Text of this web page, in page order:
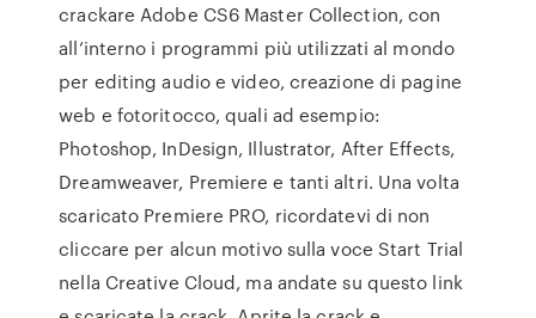
crackare Adobe CS6 Master Collection, con
all’interno i programmi più utilizzati al mondo
per editing audio e video, creazione di pagine
web e fotoritocco, quali ad esempio:
Photoshop, InDesign, Illustrator, After Effects,
Dreamweaver, Premiere e tanti altri. Una volta
scaricato Premiere PRO, ricordatevi di non
cliccare per alcun motivo sulla voce Start Trial
nella Creative Cloud, ma andate su questo link